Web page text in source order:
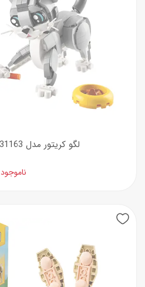
لگو کریتور مدل 31163 گربه بازیگوش
ناموجود